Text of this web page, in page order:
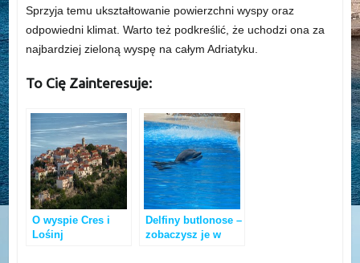
Sprzyja temu ukształtowanie powierzchni wyspy oraz
odpowiedni klimat. Warto też podkreślić, że uchodzi ona za
najbardziej zieloną wyspę na całym Adriatyku.
To Cię Zainteresuje:
O wyspie Cres i
Lośinj
Delfiny butlonose –
zobaczysz je w